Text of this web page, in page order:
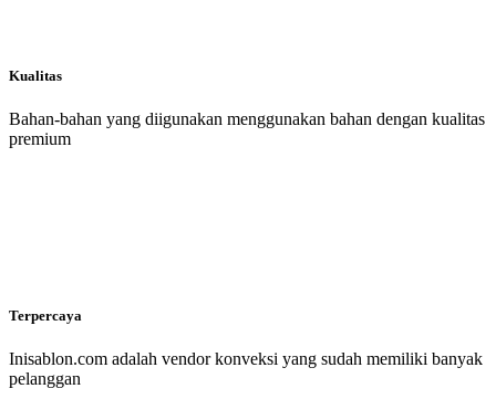
Kualitas
Bahan-bahan yang diigunakan menggunakan bahan dengan kualitas
premium
Terpercaya
Inisablon.com adalah vendor konveksi yang sudah memiliki banyak
pelanggan